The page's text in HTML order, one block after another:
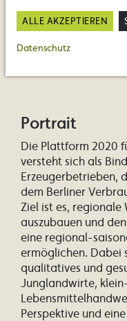
Portrait
Die Plattform 2020
versteht sich als
Erzeugerbetrieben,
dem Berliner
Ziel ist es, regionale
auszubauen und
eine regional-
ermöglichen. Dabei
qualitatives und
Junglandwirte,
Perspektive und
ALLE AKZEPTIEREN
Datenschutz